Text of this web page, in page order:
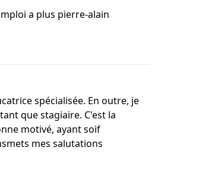
a plus pierre-alain
spécialisée. En outre, je
que stagiaire. C'est la
motivé, ayant soif
mes salutations